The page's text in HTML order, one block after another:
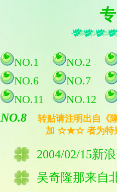
NO.1
NO.2
NO.6
NO.7
NO.11
NO.12
NO.8
转贴请注明出自《
加 ☆★☆ 者为特别
2004/02/15新
吴奇隆那来自